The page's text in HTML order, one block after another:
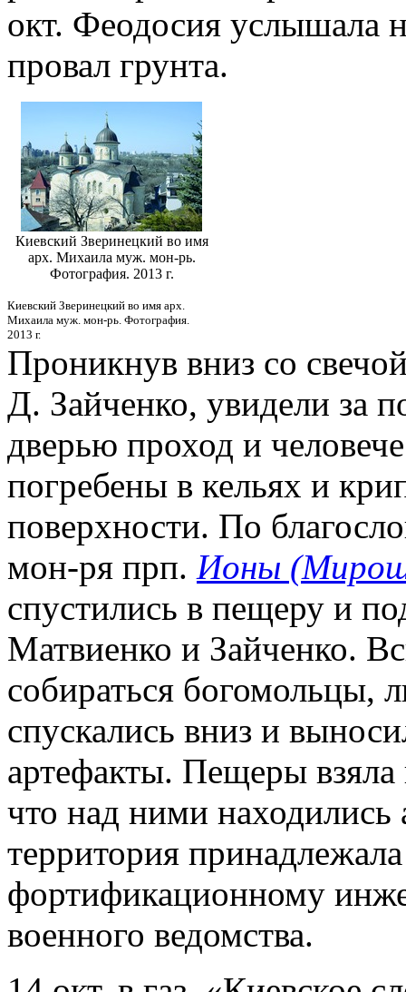
окт. Феодосия услышала
провал грунта.
Киевский Зверинецкий во имя
арх. Михаила муж. мон-рь.
Фотография. 2013 г.
Киевский Зверинецкий во имя арх.
Михаила муж. мон-рь. Фотография.
2013 г.
Проникнув вниз со
Д. Зайченко, увидели за
дверью проход и
погребены в кельях и
поверхности. По
мон-ря прп. Ионы
спустились в пещеру и
Матвиенко и Зайченко.
собираться богомольцы,
спускались вниз и
артефакты. Пещеры
что над ними находились
территория
фортификационному
военного ведомства.